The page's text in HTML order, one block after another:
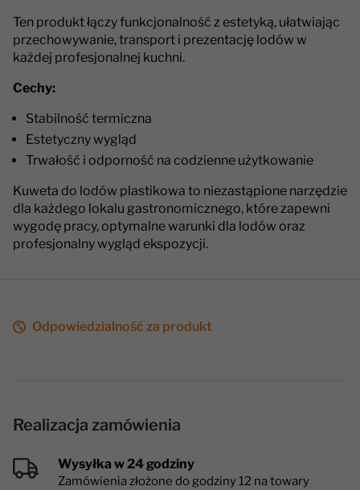
Ten produkt łączy funkcjonalność z estetyką, ułatwiając
przechowywanie, transport i prezentację lodów w
każdej profesjonalnej kuchni.
Cechy:
Stabilność termiczna
Estetyczny wygląd
Trwałość i odporność na codzienne użytkowanie
Kuweta do lodów plastikowa to niezastąpione narzędzie
dla każdego lokalu gastronomicznego, które zapewni
wygodę pracy, optymalne warunki dla lodów oraz
profesjonalny wygląd ekspozycji.
Odpowiedzialność za produkt
Realizacja zamówienia
Wysyłka w 24 godziny
Zamówienia złożone do godziny 12 na towary